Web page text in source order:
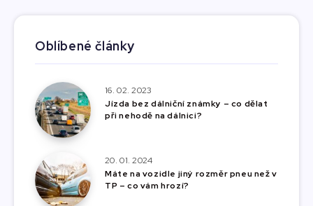
Oblíbené články
16. 02. 2023
Jízda bez dálniční známky – co dělat
při nehodě na dálnici?
20. 01. 2024
Máte na vozidle jiný rozměr pneu než v
TP – co vám hrozí?